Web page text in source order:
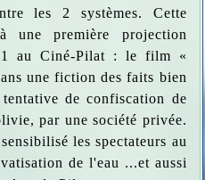
les 2 systèmes. Cette
une première projection
au Ciné-Pilat : le film «
une fiction des faits bien
de confiscation de
par une société privée.
les spectateurs au
de l'eau ...et aussi